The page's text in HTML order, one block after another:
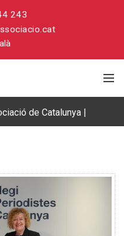
243
de Catalunya |